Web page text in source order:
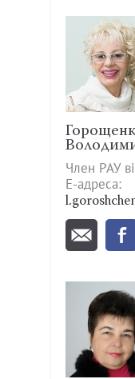
Член РАУ
Е-адреса: